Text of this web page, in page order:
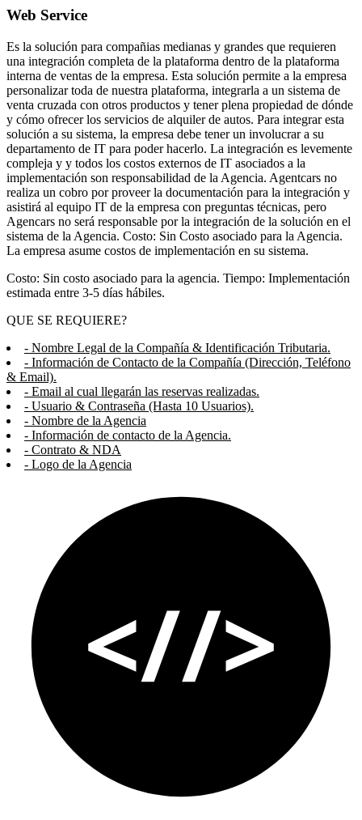
Web Service
Es la solución para compañias medianas y grandes que requieren
una integración completa de la plataforma dentro de la plataforma
interna de ventas de la empresa. Esta solución permite a la empresa
personalizar toda de nuestra plataforma, integrarla a un sistema de
venta cruzada con otros productos y tener plena propiedad de dónde
y cómo ofrecer los servicios de alquiler de autos. Para integrar esta
solución a su sistema, la empresa debe tener un involucrar a su
departamento de IT para poder hacerlo. La integración es levemente
compleja y y todos los costos externos de IT asociados a la
implementación son responsabilidad de la Agencia. Agentcars no
realiza un cobro por proveer la documentación para la integración y
asistirá al equipo IT de la empresa con preguntas técnicas, pero
Agencars no será responsable por la integración de la solución en el
sistema de la Agencia. Costo: Sin Costo asociado para la Agencia.
La empresa asume costos de implementación en su sistema.
Costo: Sin costo asociado para la agencia. Tiempo: Implementación
estimada entre 3-5 días hábiles.
QUE SE REQUIERE?
- Nombre Legal de la Compañía & Identificación Tributaria.
- Información de Contacto de la Compañía (Dirección, Teléfono
& Email).
- Email al cual llegarán las reservas realizadas.
- Usuario & Contraseña (Hasta 10 Usuarios).
- Nombre de la Agencia
- Información de contacto de la Agencia.
- Contrato & NDA
- Logo de la Agencia